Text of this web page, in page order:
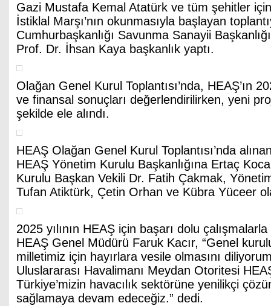
Gazi Mustafa Kemal Atatürk ve tüm şehitler
İstiklal Marşı’nın okunmasıyla başlayan
Cumhurbaşkanlığı Savunma Sanayii
Prof. Dr. İhsan Kaya başkanlık yaptı.
Olağan Genel Kurul Toplantısı’nda, HEAŞ’ın
ve finansal sonuçları değerlendirilirken, yeni
şekilde ele alındı.
HEAŞ Olağan Genel Kurul Toplantısı’nda
HEAŞ Yönetim Kurulu Başkanlığına Ertaç
Kurulu Başkan Vekili Dr. Fatih Çakmak,
Tufan Atiktürk, Çetin Orhan ve Kübra Yüceer
2025 yılının HEAŞ için başarı dolu
HEAŞ Genel Müdürü Faruk Kacır, “Genel
milletimiz için hayırlara vesile olmasını
Uluslararası Havalimanı Meydan Otoritesi
Türkiye’mizin havacılık sektörüne yenilikçi
sağlamaya devam edeceğiz.” dedi.